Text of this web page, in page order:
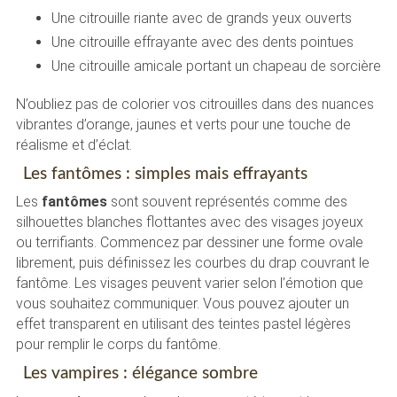
Une citrouille riante avec de grands yeux ouverts
Une citrouille effrayante avec des dents pointues
Une citrouille amicale portant un chapeau de sorcière
N’oubliez pas de colorier vos citrouilles dans des nuances
vibrantes d’orange, jaunes et verts pour une touche de
réalisme et d’éclat.
Les fantômes : simples mais effrayants
Les fantômessont souvent représentés comme des
silhouettes blanches flottantes avec des visages joyeux
ou terrifiants. Commencez par dessiner une forme ovale
librement, puis définissez les courbes du drap couvrant le
fantôme. Les visages peuvent varier selon l’émotion que
vous souhaitez communiquer. Vous pouvez ajouter un
effet transparent en utilisant des teintes pastel légères
pour remplir le corps du fantôme.
Les vampires : élégance sombre